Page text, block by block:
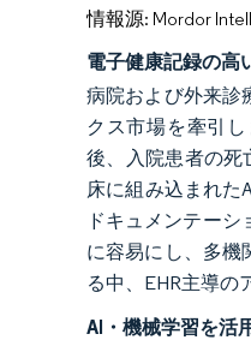
情報源: Mordor
電子健康記録の高
病院および外来診
クス市場を牽引し
後、入院患者の死
床に組み込まれた
ドキュメンテー
に容易にし、多機
る中、EHR主導の
AI・機械学習を活